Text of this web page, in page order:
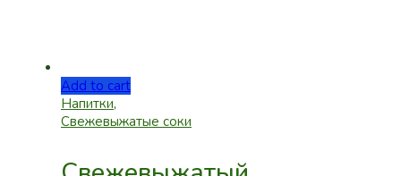
Add to cart
Напитки,
Свежевыжатые соки